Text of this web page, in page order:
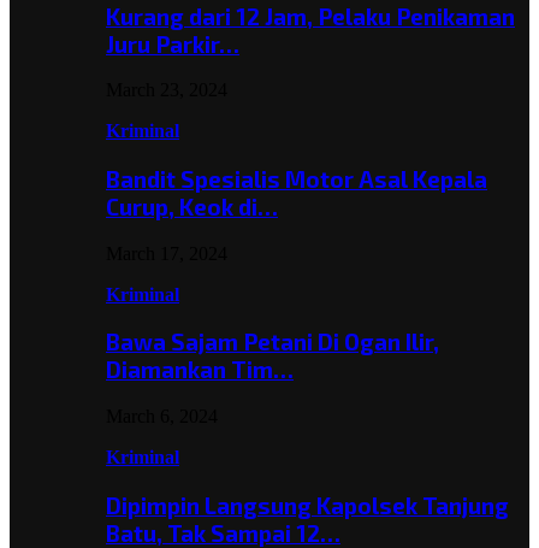
Kurang dari 12 Jam, Pelaku Penikaman
Juru Parkir…
Kriminal
Bandit Spesialis Motor Asal Kepala
Curup, Keok di…
Kriminal
Bawa Sajam Petani Di Ogan Ilir,
Diamankan Tim…
Kriminal
Dipimpin Langsung Kapolsek Tanjung
Batu, Tak Sampai 12…